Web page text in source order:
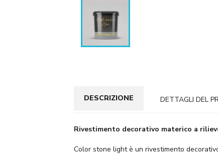
DESCRIZIONE DETTAGLI DEL
Rivestimento decorativo materico a
Color stone light è un rivestimento